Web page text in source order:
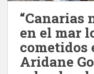
“Canarias
en el mar
cometidos
Aridane